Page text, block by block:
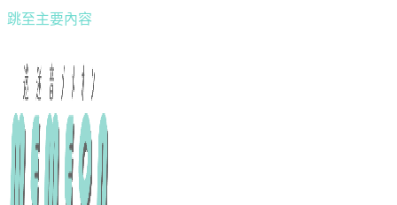
跳至主要內容